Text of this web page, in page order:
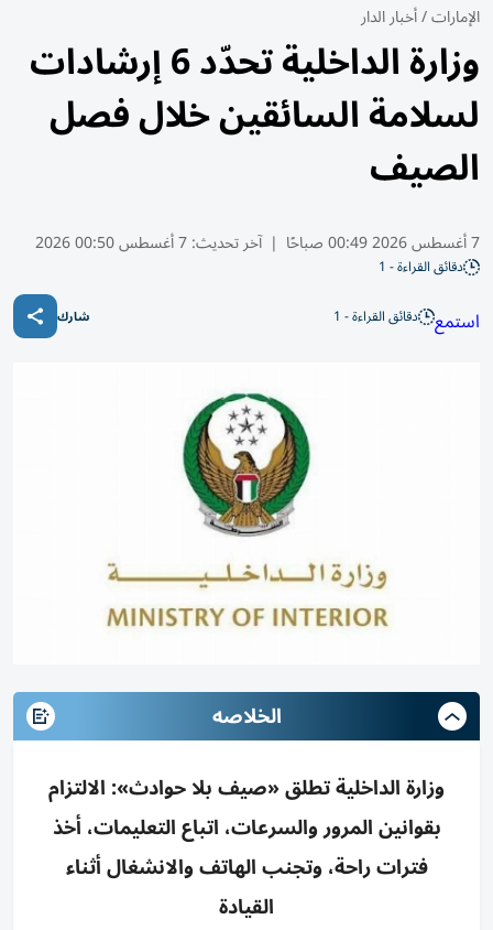
الإمارات/أخبار الدار
وزارة الداخلية تحدّد 6 إرشادات
لسلامة السائقين خلال فصل
الصيف
7 أغسطس 2026 00:49 صباحًا | آخر تحديث:7 أغسطس 00:50 2026
دقائق القراءة - 1
استمع دقائق القراءة - 1 شارك
الخلاصه
وزارة الداخلية تطلق «صيف بلا حوادث»: الالتزام
بقوانين المرور والسرعات، اتباع التعليمات، أخذ
فترات راحة، وتجنب الهاتف والانشغال أثناء
القيادة